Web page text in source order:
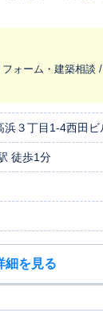
ォーム・建築相
浜３丁目1-4西田ビ
徒歩1分
細を見る